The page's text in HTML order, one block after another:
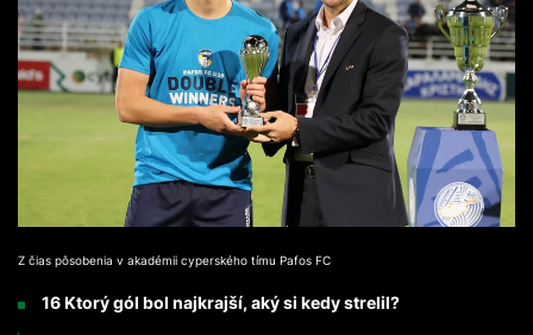
Z čias pôsobenia v akadémii cyperského tímu Pafos FC
16 Ktorý gól bol najkrajší, aký si kedy strelil?